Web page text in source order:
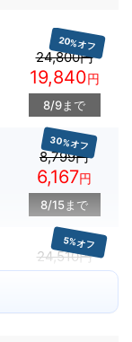
24,800円
20%オフ
19,840円
8/9まで
8,799円
30%オフ
6,167円
8/15まで
24,510円
5%オフ
23,284